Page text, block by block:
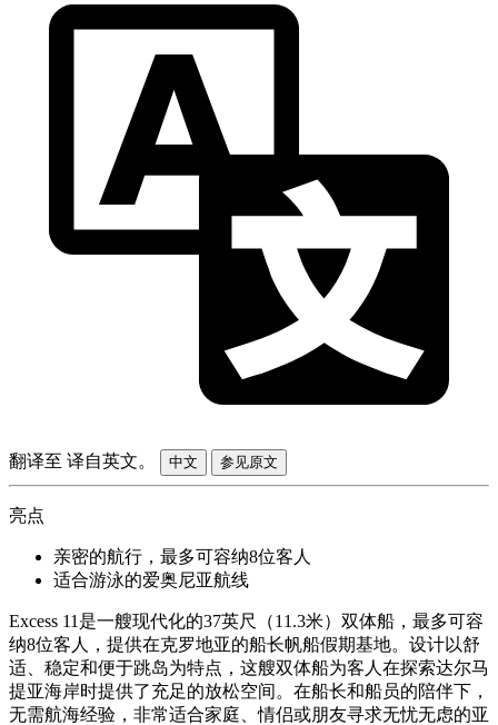
翻译至 译自英文。 中文 参见原文
亮点
亲密的航行，最多可容纳8位客人
适合游泳的爱奥尼亚航线
Excess 11是一艘现代化的37英尺（11.3米）双体船，最多可容
纳8位客人，提供在克罗地亚的船长帆船假期基地。设计以舒
适、稳定和便于跳岛为特点，这艘双体船为客人在探索达尔马
提亚海岸时提供了充足的放松空间。在船长和船员的陪伴下，
无需航海经验，非常适合家庭、情侣或朋友寻求无忧无虑的亚